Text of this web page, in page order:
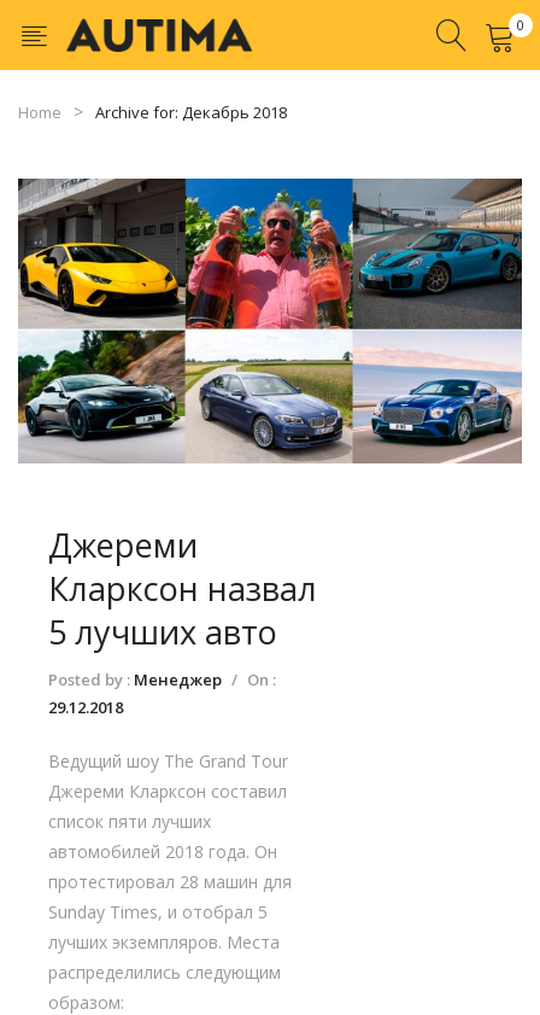
0
Home Archive for: Декабрь 2018
Джереми
Кларксон назвал
5 лучших авто
Posted by : Менеджер / On :
29.12.2018
Ведущий шоу The Grand Tour
Джереми Кларксон составил
список пяти лучших
автомобилей 2018 года. Он
протестировал 28 машин для
Sunday Times, и отобрал 5
лучших экземпляров. Места
распределились следующим
образом: